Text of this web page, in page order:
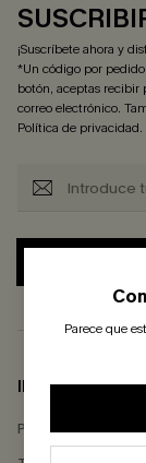
Parece que
¡Suscríbete ahora y
*Un código por
botón, aceptas recibir
correo electrónico.
Política de privacidad
INFO DE
Política de